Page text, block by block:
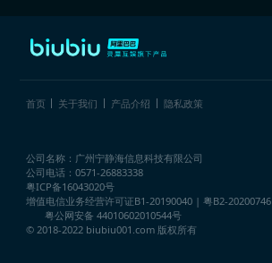
首页 关于我们 产品介绍 隐私政策
公司名称：广州宁静海信息科技有限公司
公司电话：0571-26883338
粤ICP备16043020号
增值电信业务经营许可证B1-20190040 | 粤B2-20200746
粤公网安备 44010602010544号
© 2018-2022 biubiu001.com 版权所有